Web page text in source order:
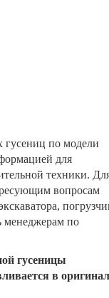
по модели
для
техники.
вопросам
менеджерам по
гусеницы
в